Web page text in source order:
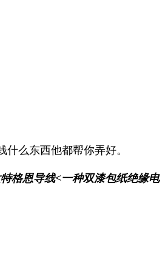
么东西他都帮你弄好。
格恩导线<一种双漆包纸绝缘电